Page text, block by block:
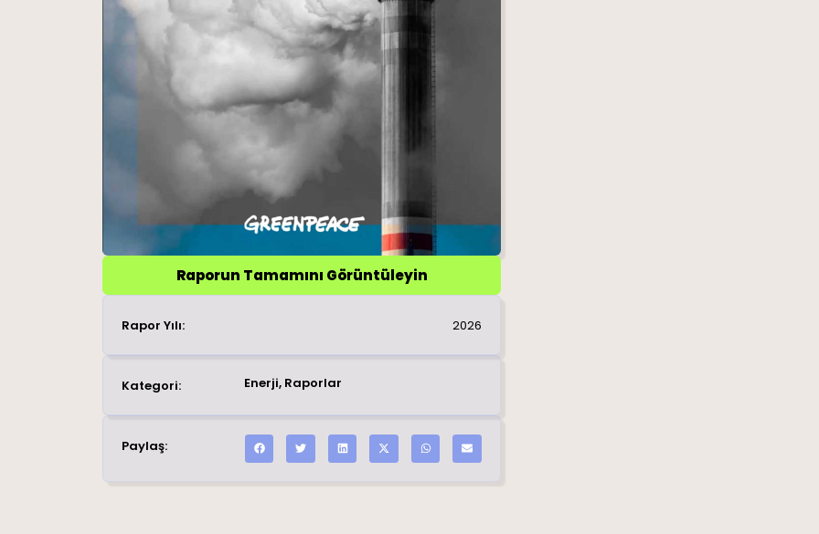
Raporun Tamamını Görüntüleyin
Rapor Yılı: 2026
Kategori: Enerji, Raporlar
Paylaş: